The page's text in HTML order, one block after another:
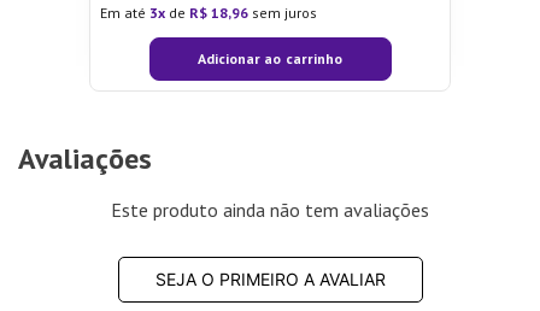
Em até 3 de R$ 18,96 sem juros
Adicionar ao carrinho
Avaliações
Este produto ainda não tem avaliações
SEJA O PRIMEIRO A AVALIAR